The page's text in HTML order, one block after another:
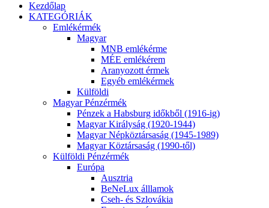
Kezdőlap
KATEGÓRIÁK
Emlékérmék
Magyar
MNB emlékérme
MÉE emlékérem
Aranyozott érmek
Egyéb emlékérmek
Külföldi
Magyar Pénzérmék
Pénzek a Habsburg időkből (1916-ig)
Magyar Királyság (1920-1944)
Magyar Népköztársaság (1945-1989)
Magyar Köztársaság (1990-től)
Külföldi Pénzérmék
Európa
Ausztria
BeNeLux álllamok
Cseh- és Szlovákia